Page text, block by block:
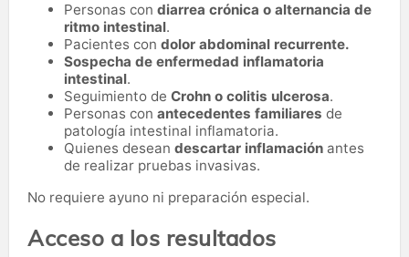
Personas con diarrea crónica o alternancia de
ritmo intestinal.
Pacientes con dolor abdominal recurrente.
Sospecha de enfermedad inflamatoria
intestinal.
Seguimiento de Crohn o colitis ulcerosa.
Personas con antecedentes familiares de
patología intestinal inflamatoria.
Quienes desean descartar inflamación antes
de realizar pruebas invasivas.
No requiere ayuno ni preparación especial.
Acceso a los resultados